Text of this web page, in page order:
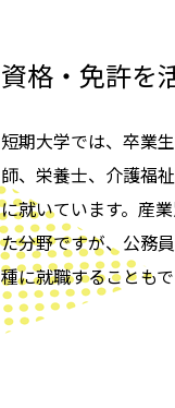
資格・免許を
短期大学では、卒業
師、栄養士、介護福
に就いています。産
た分野ですが、公務
種に就職することもで